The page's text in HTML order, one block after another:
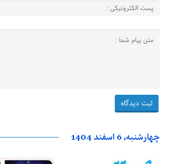
چهارشنبه، 6 اسفند 1404